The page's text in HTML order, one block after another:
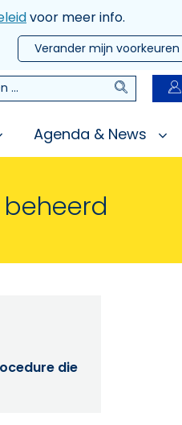
voor meer info.
Verander mijn voorkeuren
Zoeken
Agenda & News
die